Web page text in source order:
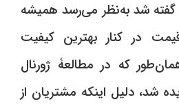
گفته شد به‌نظر می‌رسد همیشه
در کنار بهترین کیفیت
که در مطالعۀ ژورنال
شد،‌ دلیل اینکه مشتریان از